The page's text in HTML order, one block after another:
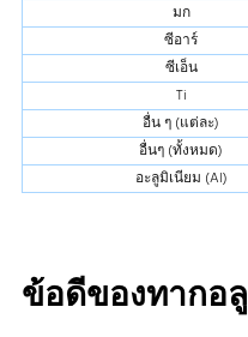
มก
ซีอาร์
ซีเอ็น
Ti
อื่น ๆ (แต่ละ)
อื่นๆ (ทั้งหมด)
อะลูมิเนียม (Al)
ข้อดีของทากอ